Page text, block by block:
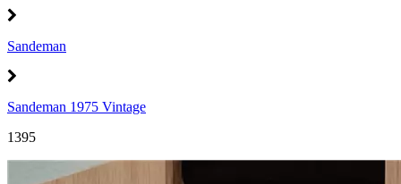
Sandeman
Sandeman 1975 Vintage
1395